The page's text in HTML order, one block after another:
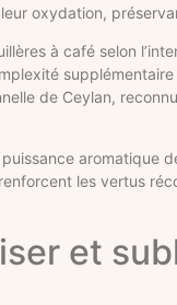
oxydation,
à café selon
de Ceylan,
aromatique
les vertus
et